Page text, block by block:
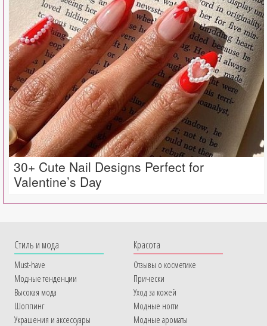
30+ Cute Nail Designs Perfect for
Valentine’s Day
Cтиль и мода
Must-have
Модные тенденции
Высокая мода
Шоппинг
Украшения и аксессуары
Красота
Отзывы о косметике
Прически
Уход за кожей
Модные ногти
Модные ароматы